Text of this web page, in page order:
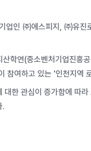
업인 ㈜에스피지, ㈜유
학연(중소벤처기업진흥
참여하고 있는 '인천지역
한 관심이 증가함에 따
.